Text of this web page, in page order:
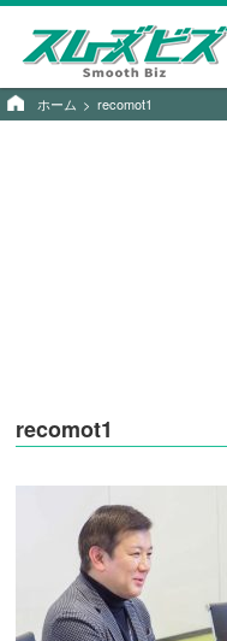
ホーム recomot1
recomot1